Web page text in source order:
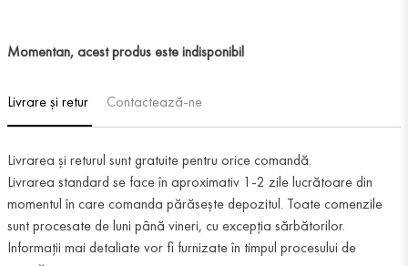
Momentan, acest produs este indisponibil
Livrare și retur Contactează-ne
Livrarea și returul sunt gratuite pentru orice comandă.
Livrarea standard se face în aproximativ 1-2 zile lucrătoare din
momentul în care comanda părăsește depozitul. Toate comenzile
sunt procesate de luni până vineri, cu excepția sărbătorilor.
Informații mai detaliate vor fi furnizate în timpul procesului de